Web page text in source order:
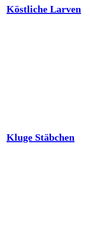
Köstliche Larven
Kluge Stäbchen